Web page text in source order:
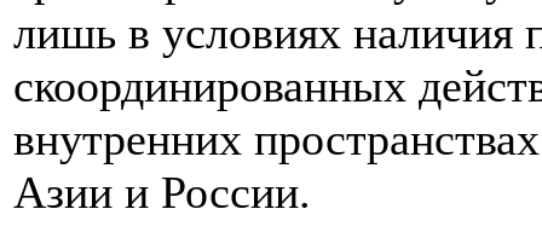
лишь в условиях наличия
скоординированных
внутренних
Азии и России.